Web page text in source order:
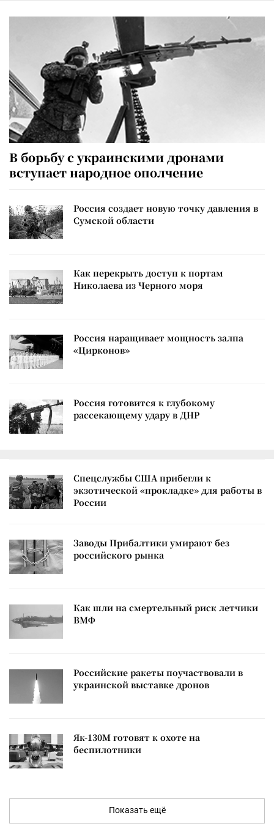
В борьбу с украинскими дронами
вступает народное ополчение
Россия создает новую точку давления в
Сумской области
Как перекрыть доступ к портам
Николаева из Черного моря
Россия наращивает мощность залпа
«Цирконов»
Россия готовится к глубокому
рассекающему удару в ДНР
Спецслужбы США прибегли к
экзотической «прокладке» для работы в
России
Заводы Прибалтики умирают без
российского рынка
Как шли на смертельный риск летчики
ВМФ
Российские ракеты поучаствовали в
украинской выставке дронов
Як-130М готовят к охоте на
беспилотники
Показать ещё